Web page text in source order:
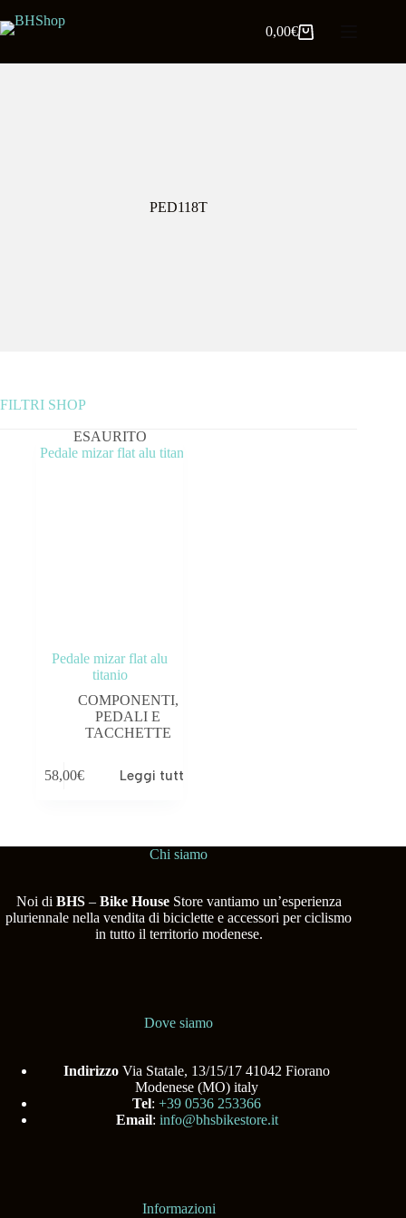
0,00€
PED118T
FILTRI SHOP
OUTLET
Tag prodotto
ESAURITO
Pedale mizar flat alu
titanio
COMPONENTI,
PEDALI E
TACCHETTE
58,00€ Leggi tutto
Chi siamo
Noi di BHS– Bike HouseStore vantiamo un’esperienza
pluriennale nella vendita di biciclette e accessori per ciclismo
in tutto il territorio modenese.
Dove siamo
Indirizzo Via Statale, 13/15/17 41042 Fiorano
Modenese (MO) italy
Tel:+39 0536 253366
Email: info@bhsbikestore.it
Informazioni